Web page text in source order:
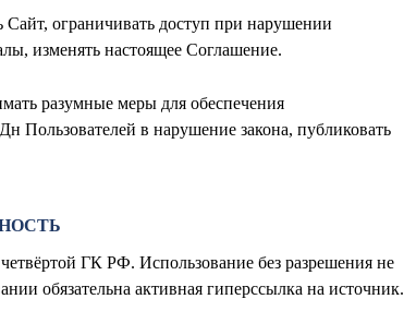
ограничивать доступ при нарушении
изменять настоящее Соглашение.
разумные меры для обеспечения
Пользователей в нарушение закона, публиковать
ГК РФ. Использование без разрешения не
обязательна активная гиперссылка на источник.